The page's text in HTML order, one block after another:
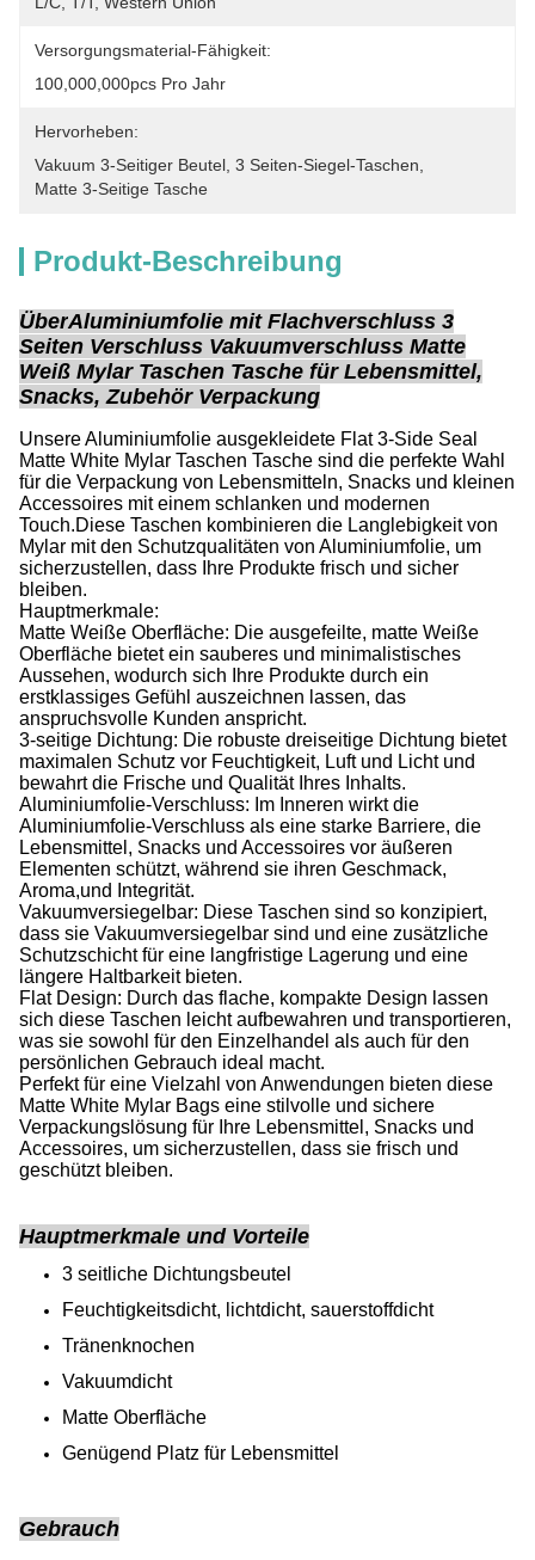
Versorgungsmaterial-Fähigkeit:
100,000,000pcs Pro Jahr
Hervorheben:
Vakuum 3-Seitiger Beutel 3 Seiten-Siegel-Taschen
Matte 3-Seitige Tasche
Produkt-Beschreibung
ÜberAluminiumfolie mit Flachverschluss 3
Seiten Verschluss Vakuumverschluss Matte
Weiß Mylar Taschen Tasche für Lebensmittel,
Snacks, Zubehör Verpackung
Unsere Aluminiumfolie ausgekleidete Flat 3-Side Seal
Matte White Mylar Taschen Tasche sind die perfekte Wahl
für die Verpackung von Lebensmitteln, Snacks und kleinen
Accessoires mit einem schlanken und modernen
Touch.Diese Taschen kombinieren die Langlebigkeit von
Mylar mit den Schutzqualitäten von Aluminiumfolie, um
sicherzustellen, dass Ihre Produkte frisch und sicher
bleiben.
Hauptmerkmale:
Matte Weiße Oberfläche: Die ausgefeilte, matte Weiße
Oberfläche bietet ein sauberes und minimalistisches
Aussehen, wodurch sich Ihre Produkte durch ein
erstklassiges Gefühl auszeichnen lassen, das
anspruchsvolle Kunden anspricht.
3-seitige Dichtung: Die robuste dreiseitige Dichtung bietet
maximalen Schutz vor Feuchtigkeit, Luft und Licht und
bewahrt die Frische und Qualität Ihres Inhalts.
Aluminiumfolie-Verschluss: Im Inneren wirkt die
Aluminiumfolie-Verschluss als eine starke Barriere, die
Lebensmittel, Snacks und Accessoires vor äußeren
Elementen schützt, während sie ihren Geschmack,
Aroma,und Integrität.
Vakuumversiegelbar: Diese Taschen sind so konzipiert,
dass sie Vakuumversiegelbar sind und eine zusätzliche
Schutzschicht für eine langfristige Lagerung und eine
längere Haltbarkeit bieten.
Flat Design: Durch das flache, kompakte Design lassen
sich diese Taschen leicht aufbewahren und transportieren,
was sie sowohl für den Einzelhandel als auch für den
persönlichen Gebrauch ideal macht.
Perfekt für eine Vielzahl von Anwendungen bieten diese
Matte White Mylar Bags eine stilvolle und sichere
Verpackungslösung für Ihre Lebensmittel, Snacks und
Accessoires, um sicherzustellen, dass sie frisch und
geschützt bleiben.
Hauptmerkmale und Vorteile
3 seitliche Dichtungsbeutel
Feuchtigkeitsdicht, lichtdicht, sauerstoffdicht
Tränenknochen
Vakuumdicht
Matte Oberfläche
Genügend Platz für Lebensmittel
Gebrauch